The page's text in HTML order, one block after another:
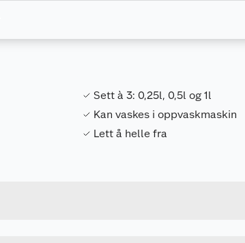
Sett à 3: 0,25l, 0,5l og 1l
Kan vaskes i oppvaskmaskin
Lett å helle fra